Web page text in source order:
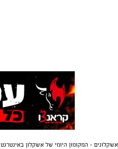
אשקלונים - המקומון היומי של אשקלון באינטרנט